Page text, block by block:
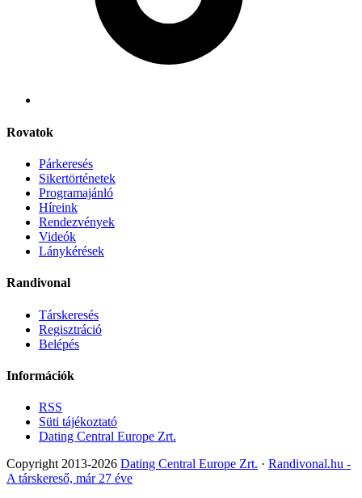
Rovatok
Párkeresés
Sikertörténetek
Programajánló
Híreink
Rendezvények
Videók
Lánykérések
Randivonal
Társkeresés
Regisztráció
Belépés
Információk
RSS
Süti tájékoztató
Dating Central Europe Zrt.
Copyright 2013-2026 Dating Central Europe Zrt. · Randivonal.hu -
A társkereső, már 27 éve